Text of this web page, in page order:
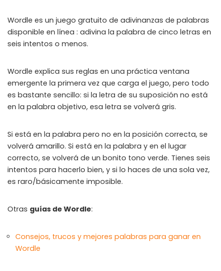
ALL PERKS — ZERO NOISE • 100% FREE
💎100% FREE to join
No subscription, no credit card required — ever
⚡ Tricks BEFORE website
Get exclusive codes and strategies before anyone else
🚫
Wordle es un juego gratuito de adivinanzas de palabras
disponible en línea : adivina la palabra de cinco letras en
seis intentos o menos.
Wordle explica sus reglas en una práctica ventana
emergente la primera vez que carga el juego, pero todo
es bastante sencillo: si la letra de su suposición no está
en la palabra objetivo, esa letra se volverá gris.
Si está en la palabra pero no en la posición correcta, se
volverá amarillo. Si está en la palabra y en el lugar
correcto, se volverá de un bonito tono verde. Tienes seis
intentos para hacerlo bien, y si lo haces de una sola vez,
es raro/básicamente imposible.
Otras guías de Wordle:
Consejos, trucos y mejores palabras para ganar en
Wordle